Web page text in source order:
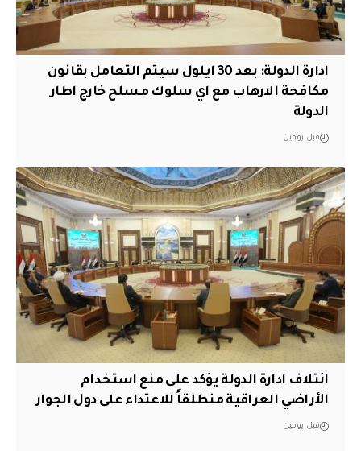
ادارة الدولة: بعد 30 ايلول سيتم التعامل بقانون
مكافحة الارهاب مع اي سلوك مسلح خارج اطار
الدولة
قبل يومين
ائتلاف ادارة الدولة يؤكد على منع استخدام
الأراضي العراقية منطلقاً للاعتداء على دول الجوار
قبل يومين